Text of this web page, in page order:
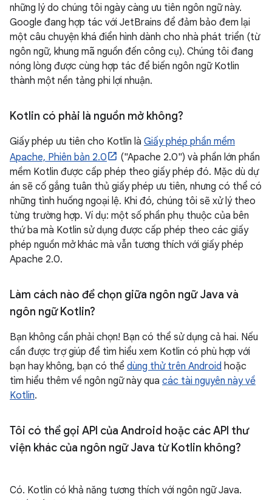
những lý do chúng tôi ngày càng ưu tiên ngôn ngữ này.
Google đang hợp tác với JetBrains để đảm bảo đem lại
một câu chuyện khá điển hình dành cho nhà phát triển (từ
ngôn ngữ, khung mã nguồn đến công cụ). Chúng tôi đang
nóng lòng được cùng hợp tác để biến ngôn ngữ Kotlin
thành một nền tảng phi lợi nhuận.
Kotlin có phải là nguồn mở không?
Giấy phép ưu tiên cho Kotlin là Giấy phép phần mềm
Apache, Phiên bản 2.0
("Apache 2.0") và phần lớn phần
mềm Kotlin được cấp phép theo giấy phép đó. Mặc dù dự
án sẽ cố gắng tuân thủ giấy phép ưu tiên, nhưng có thể có
những tình huống ngoại lệ. Khi đó, chúng tôi sẽ xử lý theo
từng trường hợp. Ví dụ: một số phần phụ thuộc của bên
thứ ba mà Kotlin sử dụng được cấp phép theo các giấy
phép nguồn mở khác mà vẫn tương thích với giấy phép
Apache 2.0.
Làm cách nào để chọn giữa ngôn ngữ Java và
ngôn ngữ Kotlin?
Bạn không cần phải chọn! Bạn có thể sử dụng cả hai. Nếu
cần được trợ giúp để tìm hiểu xem Kotlin có phù hợp với
bạn hay không, bạn có thể dùng thử trên Android hoặc
tìm hiểu thêm về ngôn ngữ này qua các tài nguyên này về
Kotlin.
Tôi có thể gọi API của Android hoặc các API thư
viện khác của ngôn ngữ Java từ Kotlin không?
Có. Kotlin có khả năng tương thích với ngôn ngữ Java.